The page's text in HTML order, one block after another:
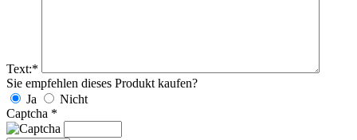
Text:*
Sie empfehlen dieses Produkt kaufen?
Ja
Nicht
Captcha *